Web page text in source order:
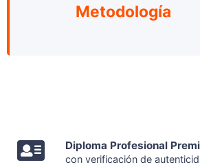
Metodología
Diploma Profesional
con verificación de